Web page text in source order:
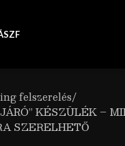
felszerelés
KÉSZÜLÉK –
SZERELHETŐ